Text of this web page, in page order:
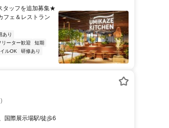
タッフを追加募集★
フェ＆レストラン
あり
リーター歓迎
短期
ルOK
研修あり
国際展示場駅/徒歩6